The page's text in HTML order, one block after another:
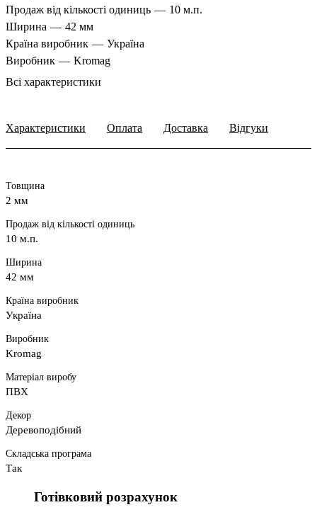
Продаж від кількості одиниць — 10 м.п.
Ширина — 42 мм
Країна виробник — Україна
Виробник — Kromag
Всі характеристики
Характеристики Оплата Доставка Відгуки
Товщина
2 мм
Продаж від кількості одиниць
10 м.п.
Ширина
42 мм
Країна виробник
Україна
Виробник
Kromag
Матеріал виробу
ПВХ
Декор
Деревоподібний
Складська програма
Так
Готівковий розрахунок